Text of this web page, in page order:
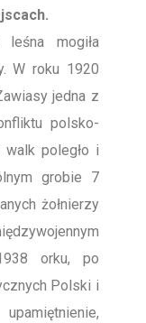
mogiła
W roku 1920
jedna z
polsko-
poległo i
grobie 7
żołnierzy
orku, po
Polski i